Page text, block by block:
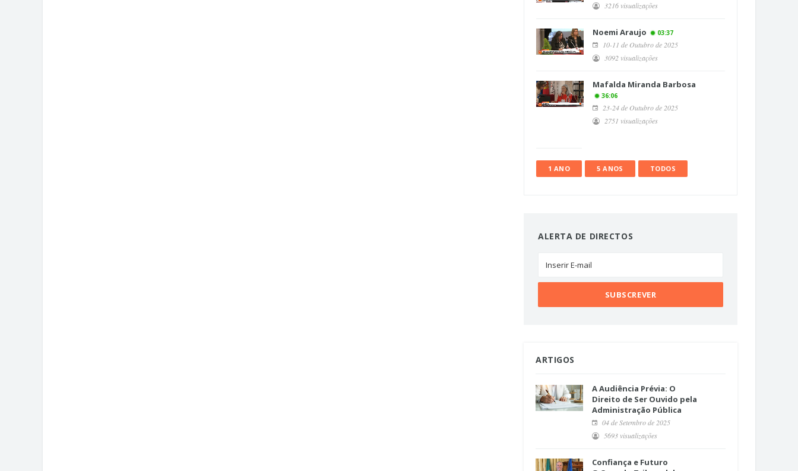
3216 visualizações
Noemi Araujo 03:37
10-11 de Outubro de 2025
3092 visualizações
Mafalda Miranda Barbosa
36:06
23-24 de Outubro de 2025
2751 visualizações
1 ANO 5 ANOS TODOS
ALERTA DE DIRECTOS
ARTIGOS
A Audiência Prévia: O
Direito de Ser Ouvido pela
Administração Pública
04 de Setembro de 2025
5693 visualizações
Confiança e Futuro